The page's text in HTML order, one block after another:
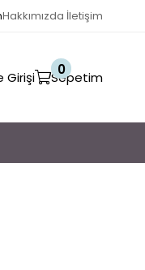
Hakkımızda İletişim
Girişi Sepetim
0